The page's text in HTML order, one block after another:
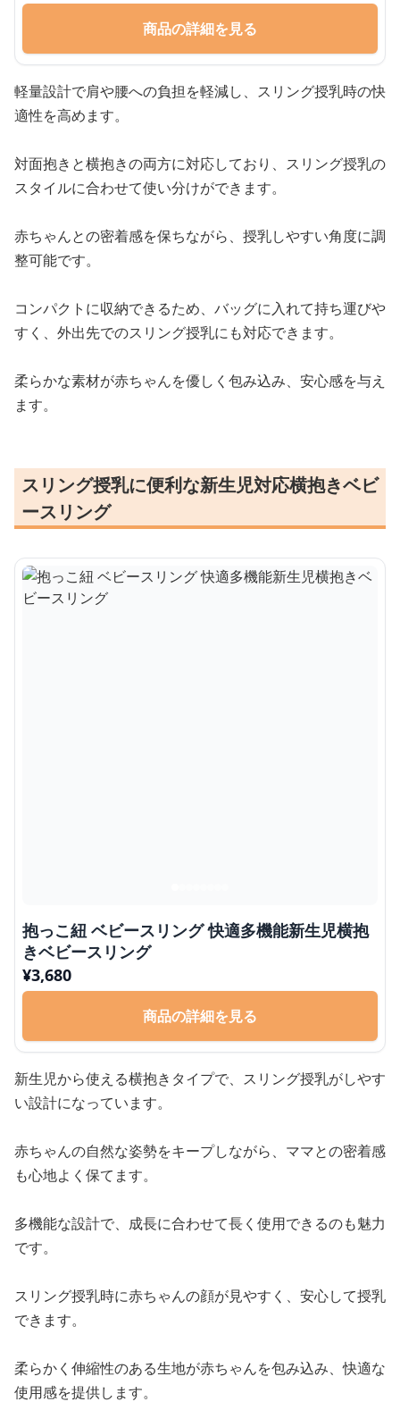
商品の詳細を見る
軽量設計で肩や腰への負担を軽減し、スリング授乳時の快
適性を高めます。
対面抱きと横抱きの両方に対応しており、スリング授乳の
スタイルに合わせて使い分けができます。
赤ちゃんとの密着感を保ちながら、授乳しやすい角度に調
整可能です。
コンパクトに収納できるため、バッグに入れて持ち運びや
すく、外出先でのスリング授乳にも対応できます。
柔らかな素材が赤ちゃんを優しく包み込み、安心感を与え
ます。
スリング授乳に便利な新生児対応横抱きベビ
ースリング
抱っこ紐 ベビースリング 快適多機能新生児横抱
きベビースリング
¥3,680
商品の詳細を見る
新生児から使える横抱きタイプで、スリング授乳がしやす
い設計になっています。
赤ちゃんの自然な姿勢をキープしながら、ママとの密着感
も心地よく保てます。
多機能な設計で、成長に合わせて長く使用できるのも魅力
です。
スリング授乳時に赤ちゃんの顔が見やすく、安心して授乳
できます。
柔らかく伸縮性のある生地が赤ちゃんを包み込み、快適な
使用感を提供します。